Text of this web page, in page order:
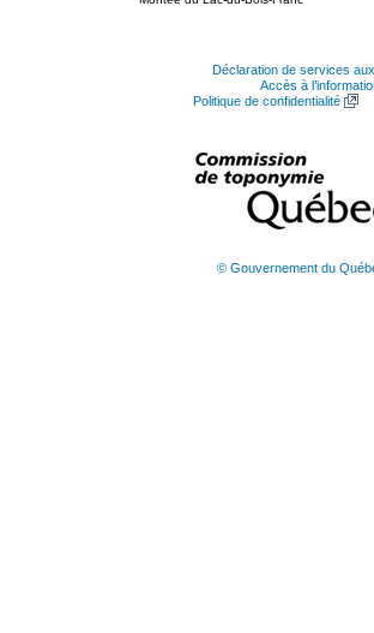
Déclaration de services
Accès à
Politique de confidentialité
© Gouvernement du